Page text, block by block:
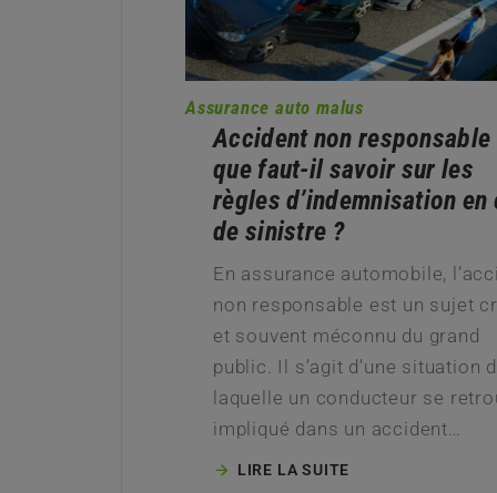
Assurance auto malus
Accident non responsable
que faut-il savoir sur les
règles d’indemnisation en
de sinistre ?
En assurance automobile,
non responsable est un sujet
et souvent méconnu du grand
public. Il s’agit d’une situation
laquelle un conducteur se
impliqué dans un accident…
LIRE LA SUITE